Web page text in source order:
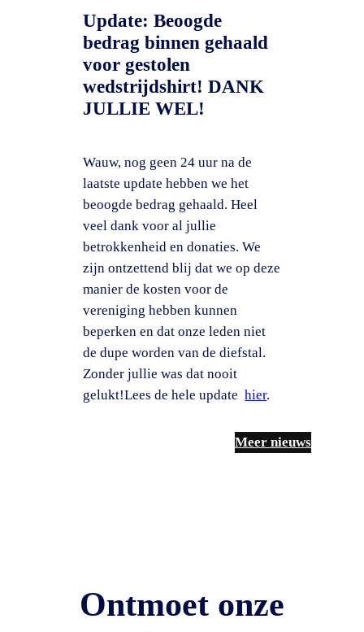
Update: Beoogde
bedrag binnen gehaald
voor gestolen
wedstrijdshirt! DANK
JULLIE WEL!
Wauw, nog geen 24 uur na de
laatste update hebben we het
beoogde bedrag gehaald. Heel
veel dank voor al jullie
betrokkenheid en donaties. We
zijn ontzettend blij dat we op deze
manier de kosten voor de
vereniging hebben kunnen
beperken en dat onze leden niet
de dupe worden van de diefstal.
Zonder jullie was dat nooit
gelukt!Lees de hele updatehier.
Meer nieuws
Ontmoet onze